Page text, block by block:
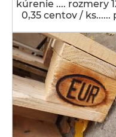
kúrenie .... rozmery
0,35 centov /